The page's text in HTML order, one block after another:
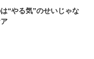
“やる気”のせいじゃな